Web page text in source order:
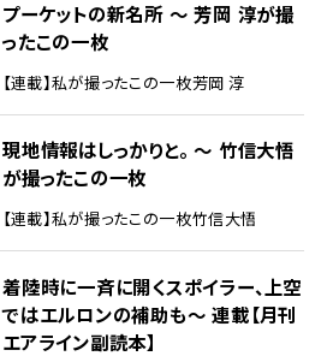
プーケットの新名所 ～ 芳岡 淳が撮
ったこの一枚
【連載】私が撮ったこの一枚芳岡 淳
現地情報はしっかりと。 ～ 竹信大悟
が撮ったこの一枚
【連載】私が撮ったこの一枚竹信大悟
着陸時に一斉に開くスポイラー、上空
ではエルロンの補助も～ 連載【月刊
エアライン副読本】